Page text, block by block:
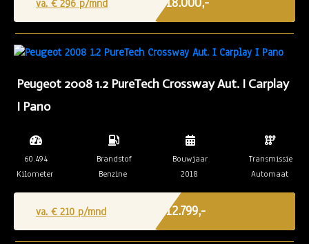
va. € 296 p/mnd
Peugeot 2008 1.2 PureTech Crossway Aut. I Carplay
I Pano
60.494
Kilometer
Brandstof
Benzine
Bouwjaar
2018
Transmissie
Automaat
va. € 210 p/mnd € 12.799,-